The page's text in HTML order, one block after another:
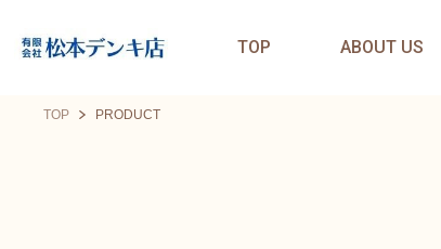
TOP ABOUT US
TOP PRODUCT